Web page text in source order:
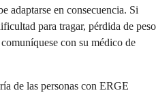
adaptarse en consecuencia. Si
para tragar, pérdida de peso
con su médico de
de las personas con ERGE